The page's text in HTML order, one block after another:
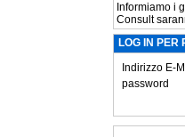
Informiamo i
Consult
LOG IN PER
Indirizzo E-
password